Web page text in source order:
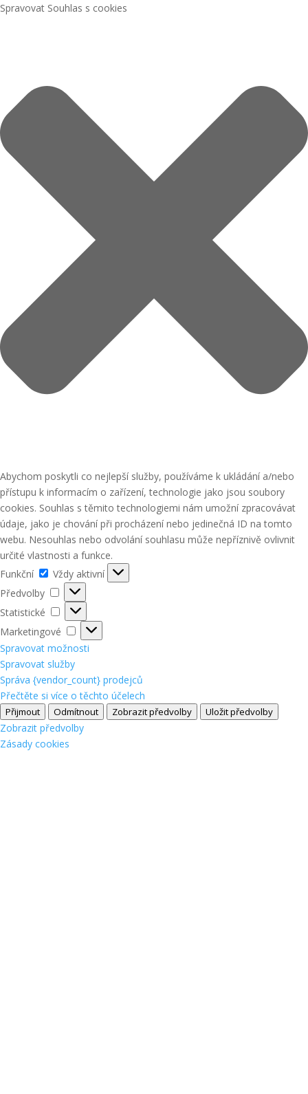
Spravovat Souhlas s cookies
Abychom poskytli co nejlepší služby, používáme k ukládání a/nebo
přístupu k informacím o zařízení, technologie jako jsou soubory
cookies. Souhlas s těmito technologiemi nám umožní zpracovávat
údaje, jako je chování při procházení nebo jedinečná ID na tomto
webu. Nesouhlas nebo odvolání souhlasu může nepříznivě ovlivnit
určité vlastnosti a funkce.
Funkční
Funkční
Vždy aktivní
Předvolby
Předvolby
Statistické
Statistické
Marketingové
Marketingové
Spravovat možnosti
Spravovat služby
Správa {vendor_count} prodejců
Přečtěte si více o těchto účelech
Přijmout Odmítnout Zobrazit předvolby Uložit předvolby
Zobrazit předvolby
Zásady cookies